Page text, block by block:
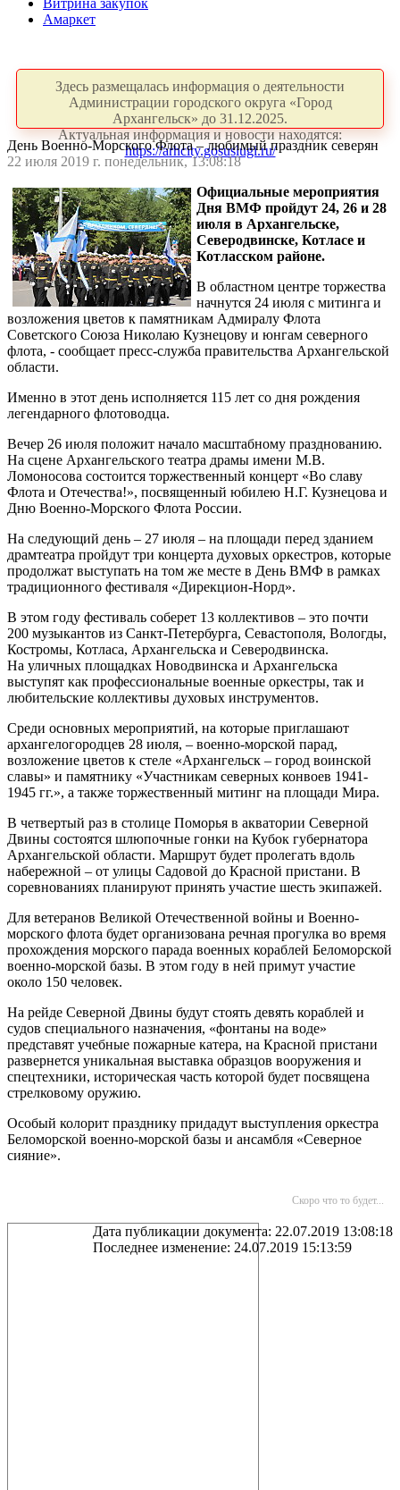
Витрина закупок
Амаркет
Здесь размещалась информация о деятельности
Администрации городского округа «Город
Архангельск» до 31.12.2025.
Актуальная информация и новости находятся:
https://arhcity.gosuslugi.ru/
День Военно-Морского Флота – любимый праздник северян
22 июля 2019 г. понедельник, 13:08:18
Официальные мероприятия
Дня ВМФ пройдут 24, 26 и 28
июля в Архангельске,
Северодвинске, Котласе и
Котласском районе.
В областном центре торжества
начнутся 24 июля с митинга и
возложения цветов к памятникам Адмиралу Флота
Советского Союза Николаю Кузнецову и юнгам северного
флота, - сообщает пресс-служба правительства Архангельской
области.
Именно в этот день исполняется 115 лет со дня рождения
легендарного флотоводца.
Вечер 26 июля положит начало масштабному празднованию.
На сцене Архангельского театра драмы имени М.В.
Ломоносова состоится торжественный концерт «Во славу
Флота и Отечества!», посвященный юбилею Н.Г. Кузнецова и
Дню Военно-Морского Флота России.
На следующий день – 27 июля – на площади перед зданием
драмтеатра пройдут три концерта духовых оркестров, которые
продолжат выступать на том же месте в День ВМФ в рамках
традиционного фестиваля «Дирекцион-Норд».
В этом году фестиваль соберет 13 коллективов – это почти
200 музыкантов из Санкт-Петербурга, Севастополя, Вологды,
Костромы, Котласа, Архангельска и Северодвинска.
На уличных площадках Новодвинска и Архангельска
выступят как профессиональные военные оркестры, так и
любительские коллективы духовых инструментов.
Среди основных мероприятий, на которые приглашают
архангелогородцев 28 июля, – военно-морской парад,
возложение цветов к стеле «Архангельск – город воинской
славы» и памятнику «Участникам северных конвоев 1941-
1945 гг.», а также торжественный митинг на площади Мира.
В четвертый раз в столице Поморья в акватории Северной
Двины состоятся шлюпочные гонки на Кубок губернатора
Архангельской области. Маршрут будет пролегать вдоль
набережной – от улицы Садовой до Красной пристани. В
соревнованиях планируют принять участие шесть экипажей.
Для ветеранов Великой Отечественной войны и Военно-
морского флота будет организована речная прогулка во время
прохождения морского парада военных кораблей Беломорской
военно-морской базы. В этом году в ней примут участие
около 150 человек.
На рейде Северной Двины будут стоять девять кораблей и
судов специального назначения, «фонтаны на воде»
представят учебные пожарные катера, на Красной пристани
развернется уникальная выставка образцов вооружения и
спецтехники, историческая часть которой будет посвящена
стрелковому оружию.
Особый колорит празднику придадут выступления оркестра
Беломорской военно-морской базы и ансамбля «Северное
сияние».
Скоро что то будет...
Дата публикации документа: 22.07.2019 13:08:18
Последнее изменение: 24.07.2019 15:13:59